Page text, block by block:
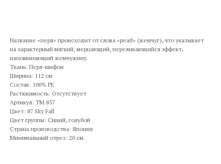
Название «перл» происходит от слова «pearl» (жемчуг), что указывает
на характерный мягкий, мерцающий, переливающийся эффект,
напоминающий жемчужину.
Ткань: Перл-шифон
Ширина: 112 см
Состав: 100% PE
Растяжимость: Отсутствует
Артикул: TM 857
Цвет: 87 Sky Fall
Цвет группы: Синий, голубой
Страна производства: Япония
Минимальный отрез: 20 см.